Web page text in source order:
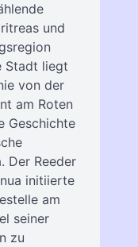
und
Stadt liegt
von der
am Roten
Geschichte
Der Reeder
initiierte
am
seiner
zu